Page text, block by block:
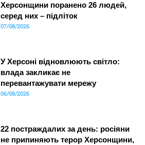
Херсонщини поранено 26 людей,
серед них – підліток
07/08/2026
У Херсоні відновлюють світло:
влада закликає не
перевантажувати мережу
06/08/2026
22 постраждалих за день: росіяни
не припиняють терор Херсонщини,